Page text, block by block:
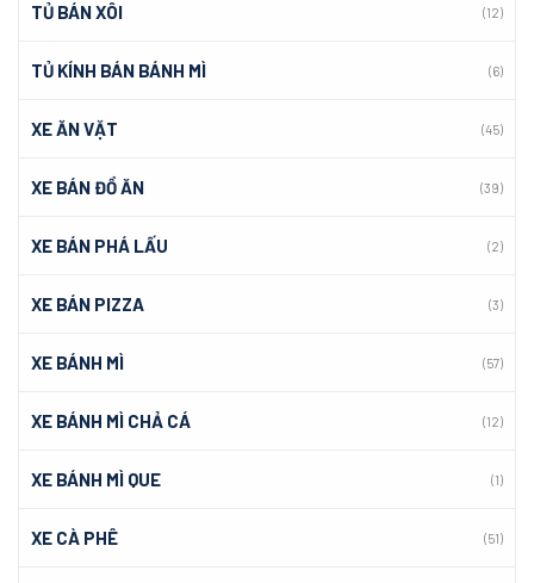
TỦ BÁN XÔI (12)
TỦ KÍNH BÁN BÁNH MÌ (6)
XE ĂN VẶT (45)
XE BÁN ĐỒ ĂN (39)
XE BÁN PHÁ LẤU (2)
XE BÁN PIZZA (3)
XE BÁNH MÌ (57)
XE BÁNH MÌ CHẢ CÁ (12)
XE BÁNH MÌ QUE (1)
XE CÀ PHÊ (51)